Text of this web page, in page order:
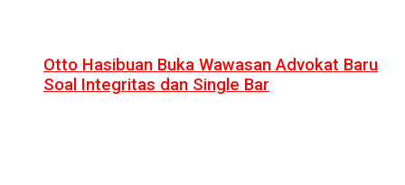
Otto Hasibuan Buka Wawasan Advokat Baru
Soal Integritas dan Single Bar